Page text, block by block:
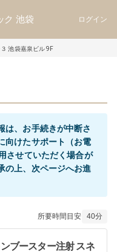
ク 池袋 ログイン
池袋嘉泉ビル 9F
は、お手続きが中断さ
向けたサポート（お電
させていただく場合が
の上、次ページへお進
所要時間目安 40分
ブースター注射 スネ